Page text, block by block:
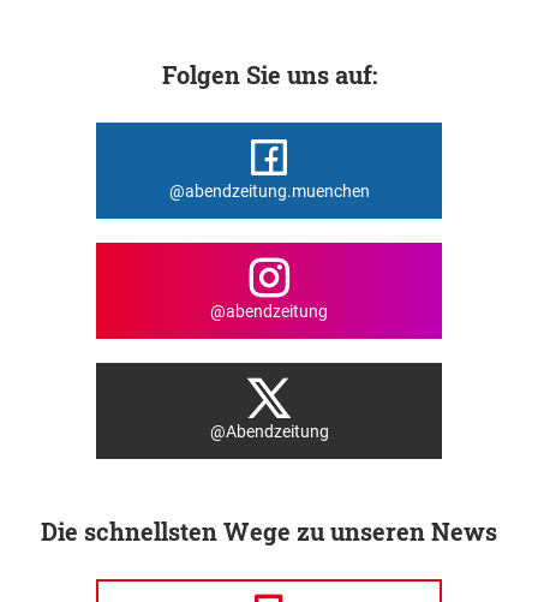
Folgen Sie uns auf:
@abendzeitung.muenchen
@abendzeitung
@Abendzeitung
Die schnellsten Wege zu unseren News